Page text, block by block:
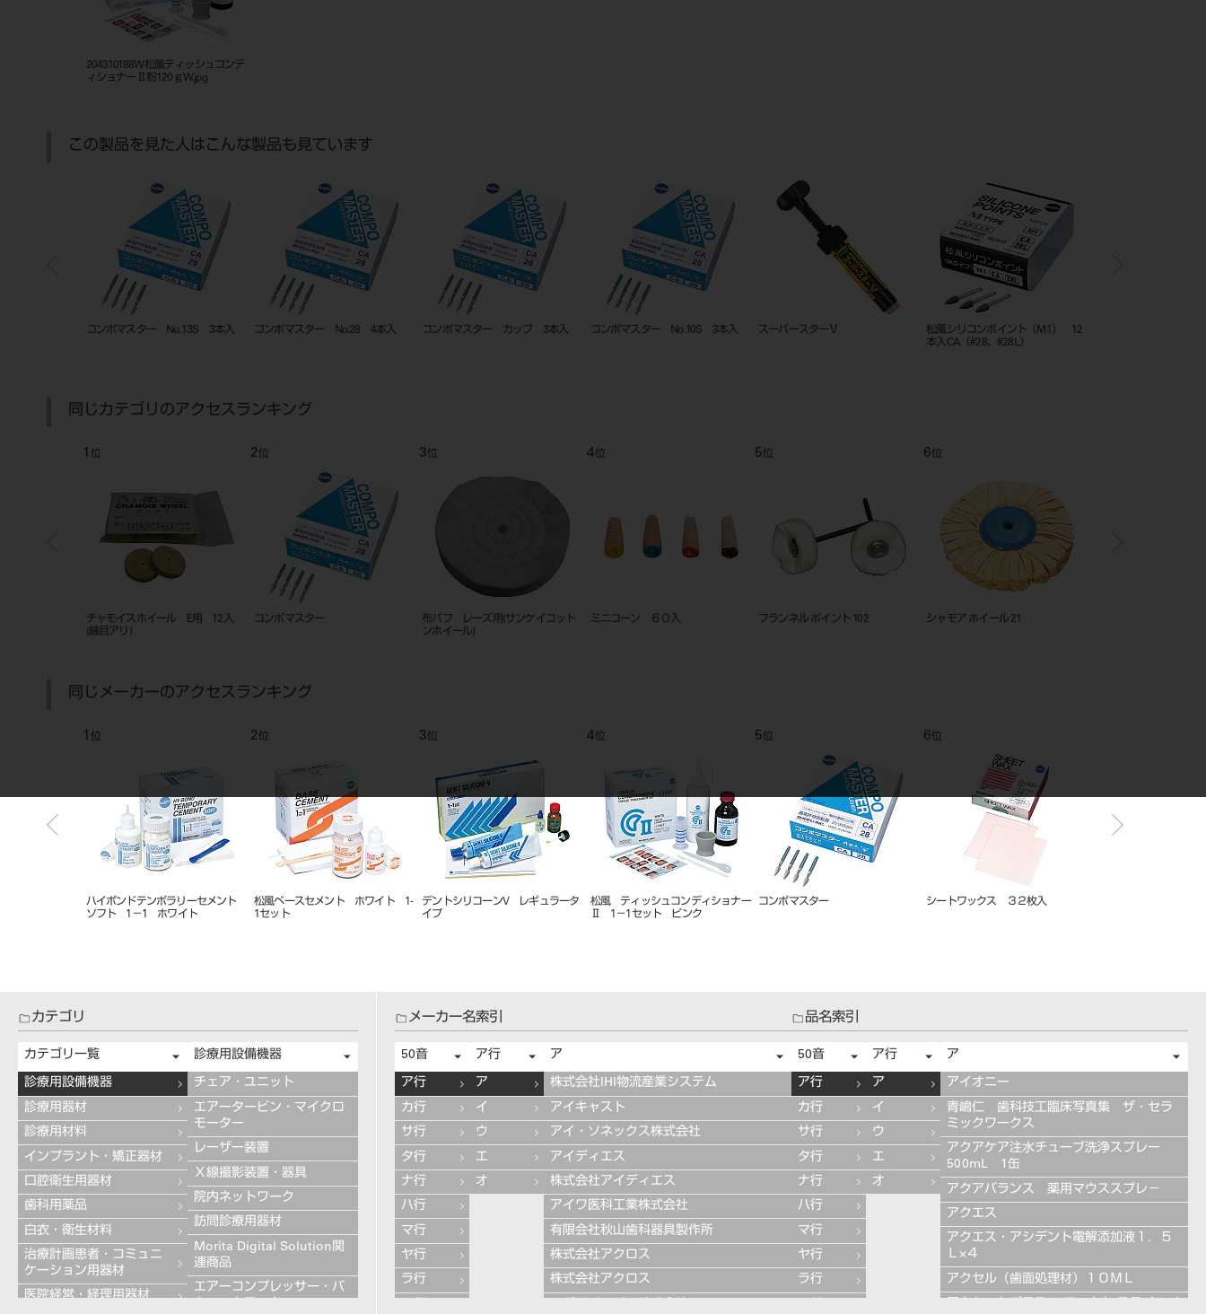
204310188W松風ティッシュコンデ
ィショナーⅡ粉120ｇW.jpg
この製品を見た人はこんな製品も見ています
ンポイント（M1） 12
ホワイトポイント CA 12入 ＃
クリアチップ φ2.5 5入
ガッタパーチャ アクセサリー ポ
松風 ティッシュコンディショナー
コンポマスター No.13S 3本入 コンポマスター No.28 4本入
同じカテゴリのアクセスランキング
布バフ E用(ハツピイコットンホイ
ハッピイポリッシングブラシ
ワイヤーブラシ S 真鍮 スモー
レーズ用 フェルトコーン
ジルコンブライト 20g（プラスチ
レーズ用ブラシ
同じメーカーのアクセスランキング
ートワックス ３２枚入 ハイゾール ホワイトポイント ＦＧ １２入 ディスオーパ 消毒液 0.55％ ハイ-ボンド レジグラス 1-1セット
プロビナイス （粉末）50g（粉計
ハイボンドテンポラリーセメント
カテゴリ
カテゴリ一覧
診療用設備機器
診療用器材
診療用材料
インプラント・矯正器材
口腔衛生用器材
歯科用薬品
白衣・衛生材料
治療計画患者・コミュニ
ケーション用器材
医院経営・経理用器材
診療用設備機器
チェア・ユニット
エアータービン・マイクロ
モーター
レーザー装置
Ｘ線撮影装置・器具
院内ネットワーク
訪問診療用器材
Morita Digital Solution関
連商品
エアーコンプレッサー・バ
メーカー名索引
50音
ア行
カ行
サ行
タ行
ナ行
ハ行
マ行
ヤ行
ラ行
ア行
ア
イ
ウ
エ
オ
ア
株式会社IHI物流産業システム
アイキャスト
アイ・ソネックス株式会社
アイディエス
株式会社アイディエス
アイワ医科工業株式会社
有限会社秋山歯科器具製作所
株式会社アクロス
株式会社アクロス
品名索引
50音
ア行
カ行
サ行
タ行
ナ行
ハ行
マ行
ヤ行
ラ行
ア行
ア
イ
ウ
エ
オ
ア
アイオニー
青嶋仁 歯科技工臨床写真集 ザ・セラ
ミックワークス
アクアケア注水チューブ洗浄スプレー
500mL 1缶
アクアバランス 薬用マウススプレ－
アクエス
アクエス・アシデント電解添加液１．５
Ｌ×４
アクセル（歯面処理材）１０ＭＬ